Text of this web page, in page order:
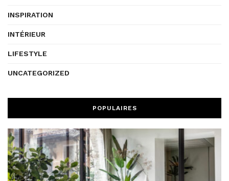
INSPIRATION
INTÉRIEUR
LIFESTYLE
UNCATEGORIZED
POPULAIRES